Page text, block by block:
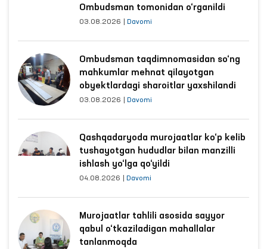
Ombudsman tomonidan o‘rganildi
03.08.2026 Davomi
Ombudsman taqdimnomasidan so‘ng
mahkumlar mehnat qilayotgan
obyektlardagi sharoitlar yaxshilandi
03.08.2026 Davomi
Qashqadaryoda murojaatlar ko‘p kelib
tushayotgan hududlar bilan manzilli
ishlash yo‘lga qo‘yildi
04.08.2026 Davomi
Murojaatlar tahlili asosida sayyor
qabul o‘tkaziladigan mahallalar
tanlanmoqda